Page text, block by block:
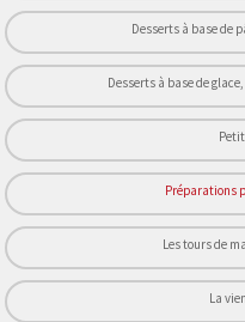
Desserts à base de
Desserts à base de
Préparations
Les tours de
La